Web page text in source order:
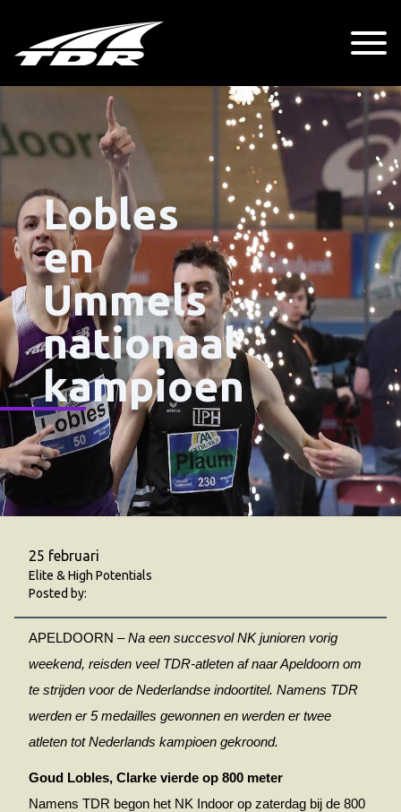
Lobles
en
Ummels
nationaal
kampioen
25 februari
Elite & High Potentials
Posted by:
APELDOORN –Na een succesvol NK junioren vorig
weekend, reisden veel TDR-atleten af naar Apeldoorn om
te strijden voor de Nederlandse indoortitel. Namens TDR
werden er 5 medailles gewonnen en werden er twee
atleten tot Nederlands kampioen gekroond.
Goud Lobles, Clarke vierde op 800 meter
Namens TDR begon het NK Indoor op zaterdag bij de 800